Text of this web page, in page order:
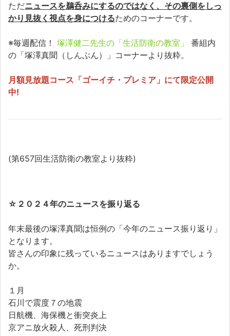
ただニュースを鵜呑みにするのではなく、その裏側をしっ
かり見抜く視点を身につけるためのコーナーです。
※毎週配信！ 塚澤健二先生の「生活防衛の教室」
番組内
の「塚澤真聞（しんぶん）」コーナーより抜粋。
月額見放題コース「ゴーイチ・プレミア」にて限定公開
中!
(第657回生活防衛の教室より抜粋)
☆ ２０２４年のニュースを振り返る
年末最後の塚澤真聞は恒例の「今年のニュース振り返り」
となります。
皆さんの印象に残っているニュースはありますでしょう
か。
１月
石川で震度７の地震
日航機、海保機と衝突炎上
京アニ放火殺人、死刑判決